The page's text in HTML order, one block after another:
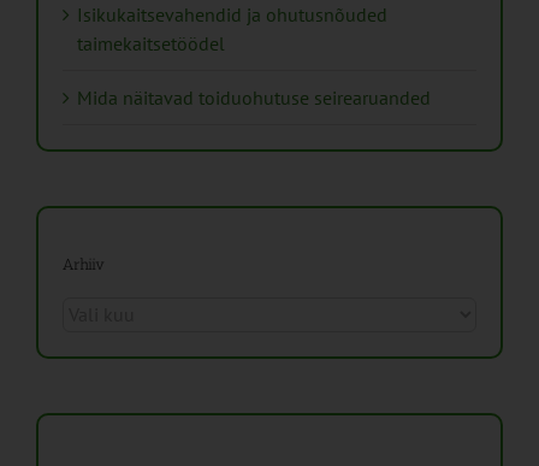
Isikukaitsevahendid ja ohutusnõuded
taimekaitsetöödel
Mida näitavad toiduohutuse seirearuanded
Arhiiv